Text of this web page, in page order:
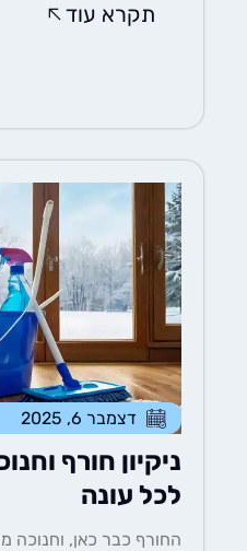
תקרא עוד
דצמבר 6, 2025
ניקיון חורף וחנוכה –
לכל עונה
החורף כבר כאן, וחנוכה מתקרב